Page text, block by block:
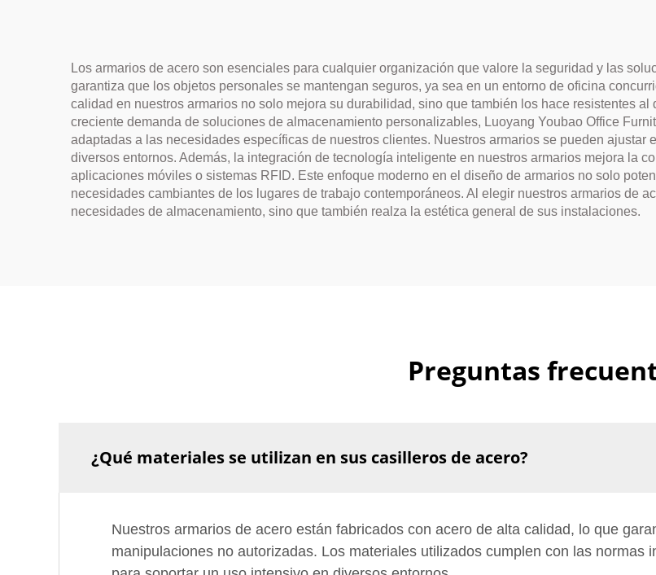
Los armarios de acero son esenciales para cualquier organización que valore la seguridad y las
garantiza que los objetos personales se mantengan seguros, ya sea en un entorno de oficina
calidad en nuestros armarios no solo mejora su durabilidad, sino que también los hace resistentes
creciente demanda de soluciones de almacenamiento personalizables, Luoyang Youbao Office
adaptadas a las necesidades específicas de nuestros clientes. Nuestros armarios se pueden
diversos entornos. Además, la integración de tecnología inteligente en nuestros armarios mejora la
aplicaciones móviles o sistemas RFID. Este enfoque moderno en el diseño de armarios no solo
necesidades cambiantes de los lugares de trabajo contemporáneos. Al elegir nuestros armarios de
necesidades de almacenamiento, sino que también realza la estética general de sus instalaciones.
Preguntas
¿Qué materiales se utilizan en sus casilleros de acero?
Nuestros armarios de acero están fabricados con acero de alta calidad, lo que
manipulaciones no autorizadas. Los materiales utilizados cumplen con las normas